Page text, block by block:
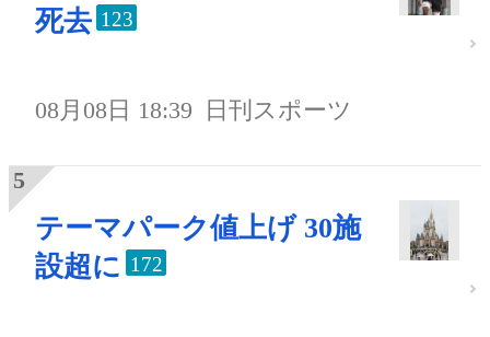
死去 123
08月08日 18:39 日刊スポーツ
テーマパーク値上げ 30施
設超に 172